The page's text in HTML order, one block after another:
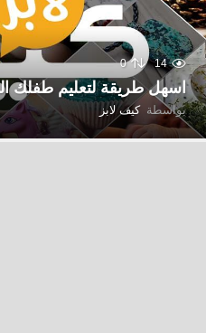
14
0
اسهل طريقة لتعليم طفلك
بواسطة كيف لابز